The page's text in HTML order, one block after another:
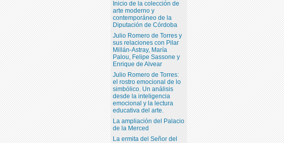
Inicio de la colección de
arte moderno y
contemporáneo de la
Diputación de Córdoba
Julio Romero de Torres y
sus relaciones con Pilar
Millán-Astray, María
Palou, Felipe Sassone y
Enrique de Alvear
Julio Romero de Torres:
el rostro emocional de lo
simbólico. Un análisis
desde la inteligencia
emocional y la lectura
educativa del arte.
La ampliación del Palacio
de la Merced
La ermita del Señor del